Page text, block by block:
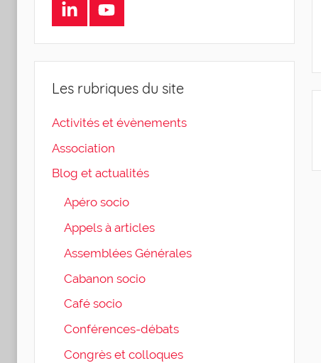
LinkedInYoutube
Les rubriques du site
Activités et évènements
Association
Blog et actualités
Apéro socio
Appels à articles
Assemblées Générales
Cabanon socio
Café socio
Conférences-débats
Congrès et colloques